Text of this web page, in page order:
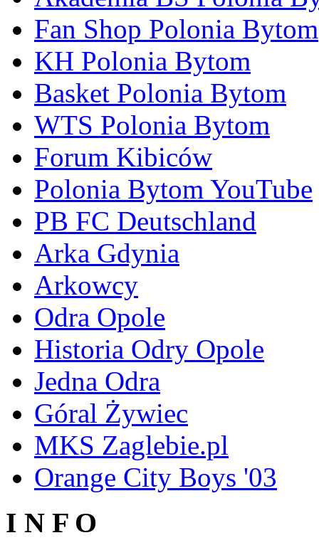
Fan Shop Polonia Bytom
KH Polonia Bytom
Basket Polonia Bytom
WTS Polonia Bytom
Forum Kibiców
Polonia Bytom YouTube
PB FC Deutschland
Arka Gdynia
Arkowcy
Odra Opole
Historia Odry Opole
Jedna Odra
Góral Żywiec
MKS Zaglebie.pl
Orange City Boys '03
I N F O